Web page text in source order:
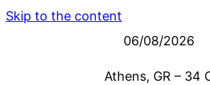
Skip to the content
06/08/2026
Athens, GR – 34